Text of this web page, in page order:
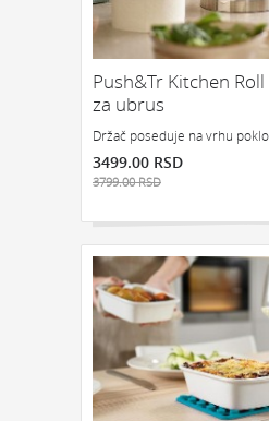
Push&Tr Kitchen
za ubrus
Držač poseduje na vrhu
3499.00 RSD
3799.00 RSD